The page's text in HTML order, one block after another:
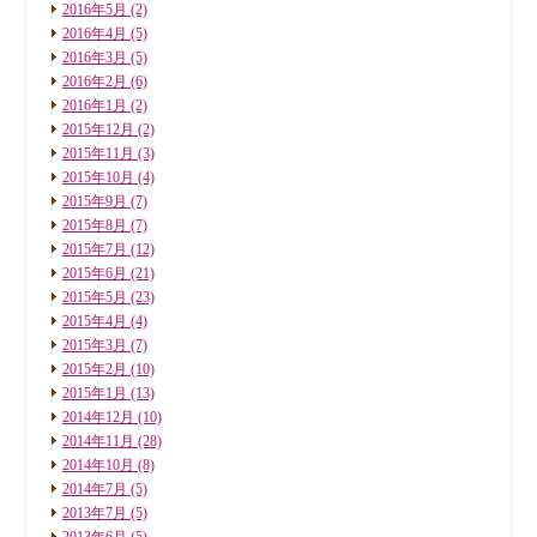
2016年5月 (2)
2016年4月 (5)
2016年3月 (5)
2016年2月 (6)
2016年1月 (2)
2015年12月 (2)
2015年11月 (3)
2015年10月 (4)
2015年9月 (7)
2015年8月 (7)
2015年7月 (12)
2015年6月 (21)
2015年5月 (23)
2015年4月 (4)
2015年3月 (7)
2015年2月 (10)
2015年1月 (13)
2014年12月 (10)
2014年11月 (28)
2014年10月 (8)
2014年7月 (5)
2013年7月 (5)